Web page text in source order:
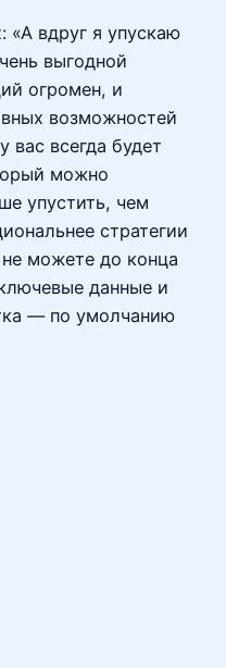
«А вдруг я упускаю
выгодной
огромен, и
возможностей
вас всегда будет
можно
упустить, чем
стратегии
можете до конца
данные и
— по умолчанию